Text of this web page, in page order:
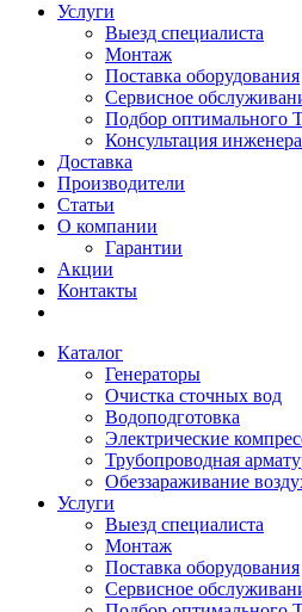
Услуги
Выезд специалиста
Монтаж
Поставка оборудования
Сервисное
Подбор оптимального
Консультация инженера
Доставка
Производители
Статьи
О компании
Гарантии
Акции
Контакты
Каталог
Генераторы
Очистка сточных вод
Водоподготовка
Электрические
Трубопроводная
Обеззараживание
Услуги
Выезд специалиста
Монтаж
Поставка оборудования
Сервисное